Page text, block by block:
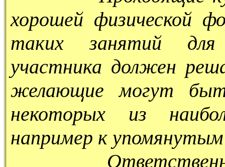
хорошей физической
таких занятий для
участника должен
желающие могут
некоторых из
например к